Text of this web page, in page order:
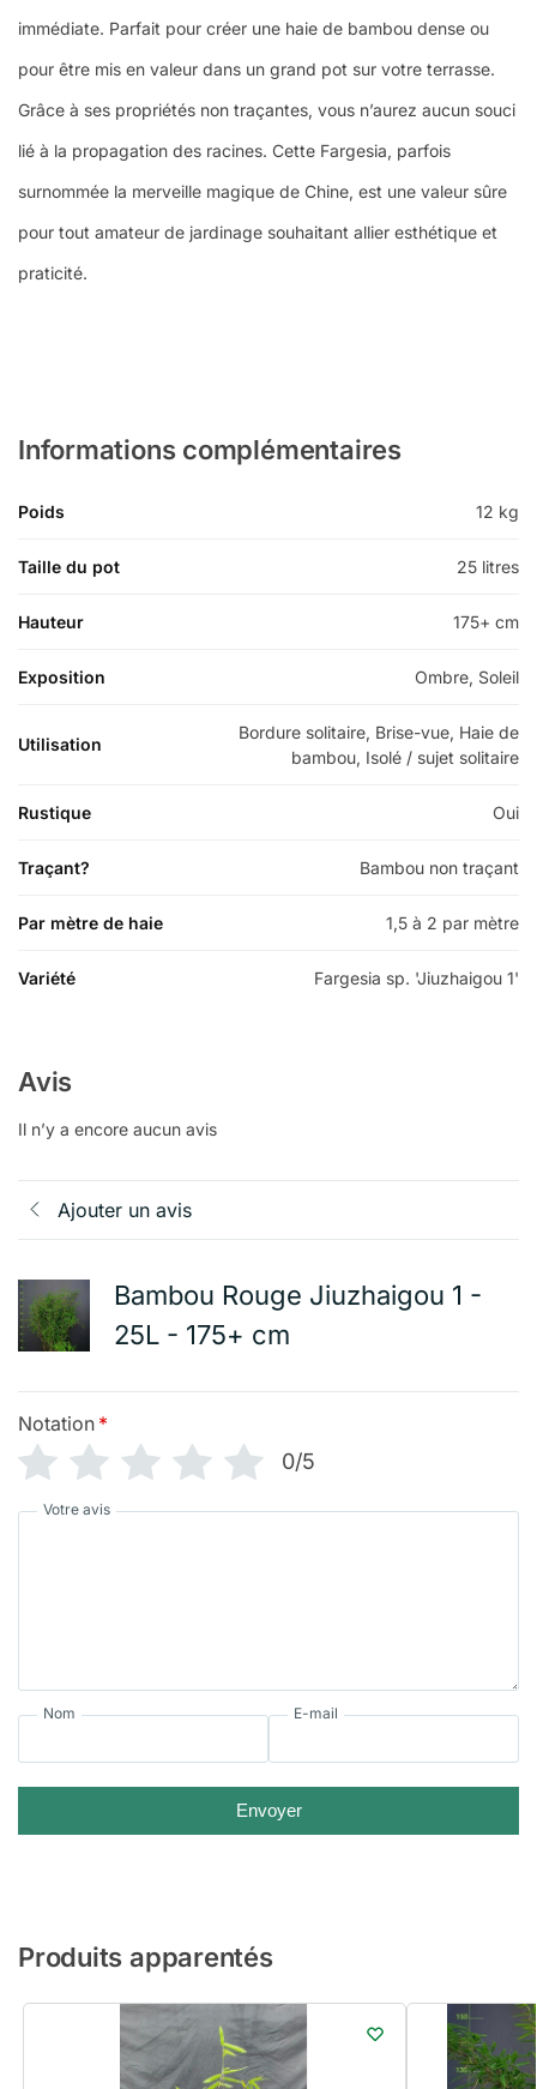
immédiate. Parfait pour créer une haie de bambou dense ou
pour être mis en valeur dans un grand pot sur votre terrasse.
Grâce à ses propriétés non traçantes, vous n’aurez aucun souci
lié à la propagation des racines. Cette Fargesia, parfois
surnommée la merveille magique de Chine, est une valeur sûre
pour tout amateur de jardinage souhaitant allier esthétique et
praticité.
Informations complémentaires
Poids 12 kg
Taille du pot 25 litres
Hauteur 175+ cm
Exposition Ombre, Soleil
Utilisation
Bordure solitaire, Brise-vue, Haie de
bambou, Isolé / sujet solitaire
Rustique Oui
Traçant? Bambou non traçant
Par mètre de haie 1,5 à 2 par mètre
Variété Fargesia sp. 'Jiuzhaigou 1'
Avis
Il n’y a encore aucun avis
Ajouter un avis
Bambou Rouge Jiuzhaigou 1 -
25L - 175+ cm
Notation *
0/5
Votre avis
Nom E-mail
Envoyer
Produits apparentés